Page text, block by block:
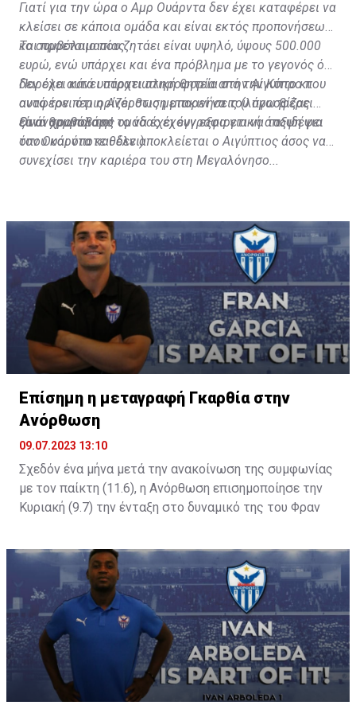
Γιατί για την ώρα ο Αμρ Ουάρντα δεν έχει καταφέρει να
κλείσει σε κάποια ομάδα και είναι εκτός προπονήσεων
και προετοιμασίας.
Το συμβόλαιο που ζητάει είναι υψηλό, ύψους 500.000
ευρώ, ενώ υπάρχει και ένα πρόβλημα με το γεγονός ότι
δεν έχει κάνει στρατιωτική θητεία στην Αίγυπτο κι
αυτό τον περιορίζει στις μετακινήσεις (λόγω βίζας
είναι χρονοβόρο το να έχει έγγραφα για να ταξιδέψει
όπου και όποτε θέλει).
Παρόλα αυτά υπάρχει πληροφορία από την Κύπρο που
αναφέρει ότι η Ανόρθωση μπορεί να του προσφέρει
ξανά συμβόλαιο!
Οι άνθρωποι της ομάδας έχουν εξαιρετική άποψη για
τον Ουάρντα και δεν αποκλείεται ο Αιγύπτιος άσος να
συνεχίσει την καριέρα του στη Μεγαλόνησο...
Επίσημη η μεταγραφή Γκαρθία στην
Ανόρθωση
09.07.2023 13:10
Σχεδόν ένα μήνα μετά την ανακοίνωση της συμφωνίας
με τον παίκτη (11.6), η Ανόρθωση επισημοποίησε την
Κυριακή (9.7) την ένταξη στο δυναμικό της του Φραν
Η Ανόρθωσις Αμμοχώστου ανακοινώνει την έναρξη
συνεργασίας της με τον ποδοσφαιριστή Fran Garcia. H
συνεργασία έχει ισχύ μέχρι το καλοκαίρι του 2025. Ο
ποδοσφαιριστής επέλεξε να αγωνίζεται με το Νο3.
Καλωσορίζουμε τον ποδοσφαιριστή στην ομάδα μας
και του ευχόμαστε κάθε επιτυχία με το «Φοίνικα» στο
στήθος!
Βιογραφικό